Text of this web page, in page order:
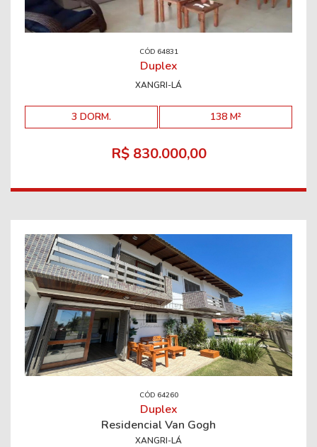
CÓD 64831
Duplex
XANGRI-LÁ
3 DORM. 138 M²
R$ 830.000,00
CÓD 64260
Duplex
Residencial Van Gogh
XANGRI-LÁ